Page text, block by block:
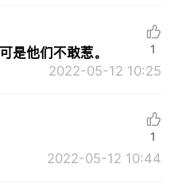
是他们不敢惹。
2022-05-12 10:25
1
2022-05-12 10:44
1